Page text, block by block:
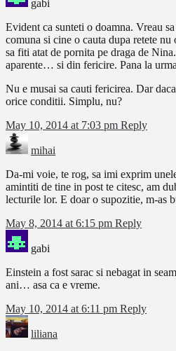
gabi
Evident ca sunteti o doamna. Vreau
comuna si cine o cauta dupa retete
sa fiti atat de pornita pe draga de
aparente… si din fericire. Pana la
Nu e musai sa cauti fericirea. Dar
orice conditii. Simplu, nu?
May 10, 2014 at 7:03 pm Reply
mihai
Da-mi voie, te rog, sa imi exprim
amintiti de tine in post te citesc, am
lecturile lor. E doar o supozitie, m-as
May 8, 2014 at 6:15 pm Reply
gabi
Einstein a fost sarac si nebagat in
ani… asa ca e vreme.
May 10, 2014 at 6:11 pm Reply
liliana